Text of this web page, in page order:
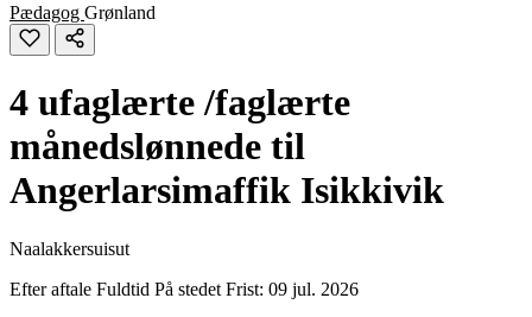
Pædagog Grønland
4 ufaglærte /faglærte
månedslønnede til
Angerlarsimaffik Isikkivik
Naalakkersuisut
Efter aftale Fuldtid På stedet Frist: 09 jul. 2026